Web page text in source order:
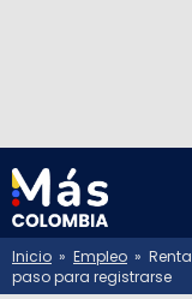
Inicio » Empleo »
paso para registrarse